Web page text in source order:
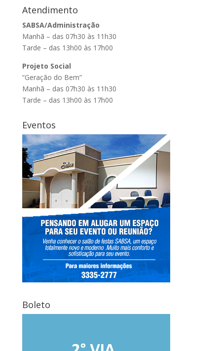
Atendimento
SABSA/Administração
Manhã – das 07h30 às 11h30
Tarde – das 13h00 às 17h00
Projeto Social
“Geração do Bem”
Manhã – das 07h30 às 11h30
Tarde – das 13h00 às 17h00
Eventos
Boleto